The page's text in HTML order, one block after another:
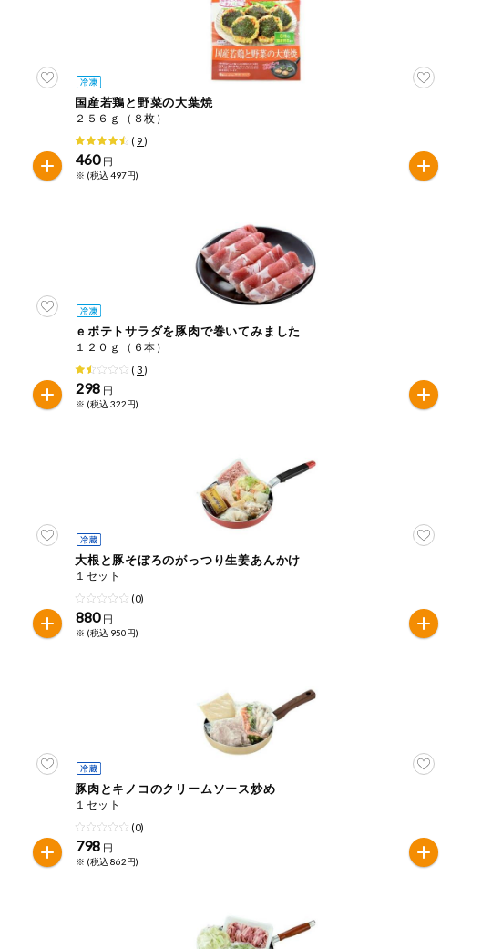
国産若鶏と野菜の大葉焼
２５６ｇ（８枚）
( 9)
460 円
※ (税込 497円)
ｅポテトサラダを豚肉で巻いてみました
１２０ｇ（６本）
(3)
298 円
※ (税込 322円)
大根と豚そぼろのがっつり生姜あんかけ
１セット
(0)
880 円
※ (税込 950円)
豚肉とキノコのクリームソース炒め
１セット
(0)
798 円
※ (税込 862円)